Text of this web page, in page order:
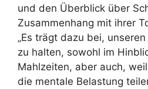
und den Überblick über
Zusammenhang mit ihrer
„Es trägt dazu bei,
zu halten, sowohl im
Mahlzeiten, aber auch,
die mentale Belastung